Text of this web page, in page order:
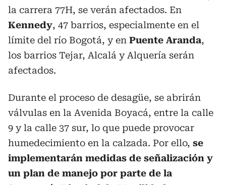
la carrera 77H, se verán afectados. En
Kennedy, 47 barrios, especialmente en el
límite del río Bogotá, y en Puente Aranda,
los barrios Tejar, Alcalá y Alquería serán
afectados.
Durante el proceso de desagüe, se abrirán
válvulas en la Avenida Boyacá, entre la calle
9 y la calle 37 sur, lo que puede provocar
humedecimiento en la calzada. Por ello, se
implementarán medidas de señalización y
un plan de manejo por parte de la